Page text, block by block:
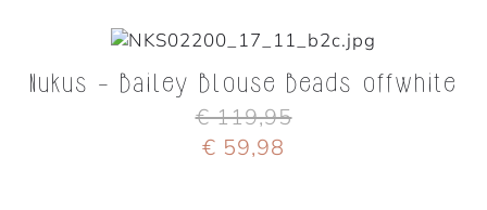
Nukus - Bailey Blouse Beads offwhite
€ 119,95
€ 59,98